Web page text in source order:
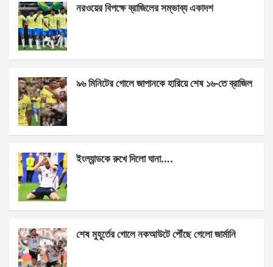
b
o
o
k
n
g
er
s
p
e
নরওয়ের বিপক্ষে ব্রাজিলের সম্ভাব্য একাদশ
৯৬ মিনিটের গোলে জাপানকে হারিয়ে শেষ ১৬-তে ব্রাজিল
ইংল্যান্ডকে রুখে দিলো ঘানা….
শেষ মুহূর্তের গোলে নকআউটে পৌঁছে গেলো জার্মানি